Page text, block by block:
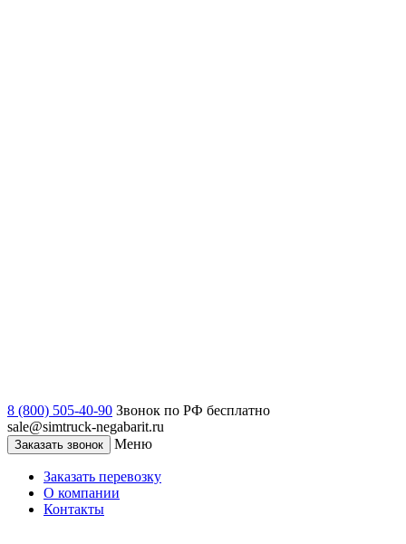
8 (800) 505-40-90 Звонок по РФ бесплатно
sale@simtruck-negabarit.ru
Заказать звонок Меню
Заказать перевозку
О компании
Контакты